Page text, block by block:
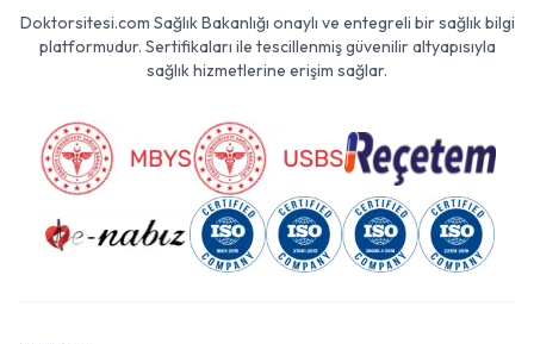
Doktorsitesi.com Sağlık Bakanlığı onaylı ve entegreli bir sağlık bilgi
platformudur. Sertifikaları ile tescillenmiş güvenilir altyapısıyla
sağlık hizmetlerine erişim sağlar.